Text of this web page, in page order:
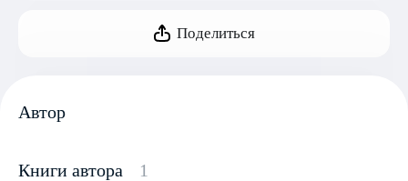
Поделиться
Автор
Книги автора 1